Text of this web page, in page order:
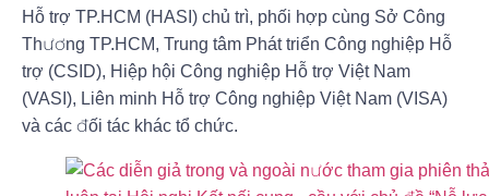
Hỗ trợ TP.HCM (HASI) chủ trì, phối hợp cùng Sở Công
Thương TP.HCM, Trung tâm Phát triển Công nghiệp Hỗ
trợ (CSID), Hiệp hội Công nghiệp Hỗ trợ Việt Nam
(VASI), Liên minh Hỗ trợ Công nghiệp Việt Nam (VISA)
và các đối tác khác tổ chức.